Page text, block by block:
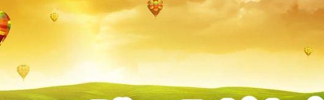
İndirimli? Detayları
İçin Hemen
Rüyada Kol Saati Görmek
Ne Anlama Gelir? İslami ve